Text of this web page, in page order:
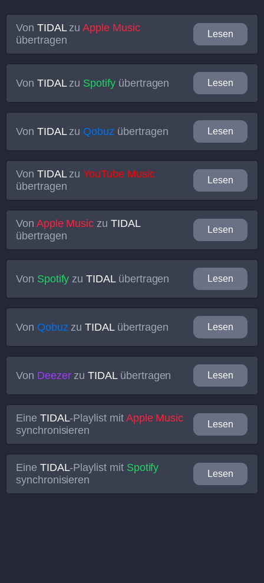
Von TIDALzuApple Music
übertragen
Lesen
Von TIDALzu Spotifyübertragen Lesen
Von TIDALzu Qobuz übertragen Lesen
Von TIDALzuYouTube Music
übertragen
Lesen
Von Apple Music zu TIDAL
übertragen
Lesen
Von Spotify zuTIDALübertragen Lesen
Von Qobuz zuTIDALübertragen Lesen
Von DeezerzuTIDALübertragen Lesen
Eine TIDAL-Playlist mit Apple Music
synchronisieren
Lesen
Eine TIDAL-Playlist mit Spotify
synchronisieren
Lesen